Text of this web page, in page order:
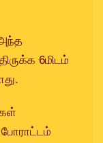
அந்த
6மிடம்